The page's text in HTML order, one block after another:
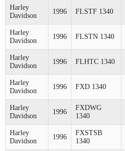
Harley
Davidson
1996 FLSTF 1340
Harley
Davidson
1996 FLSTN 1340
Harley
Davidson
1996 FLHTC 1340
Harley
Davidson
1996 FXD 1340
Harley
Davidson
1996
FXDWG
1340
Harley
Davidson
1996
FXSTSB
1340